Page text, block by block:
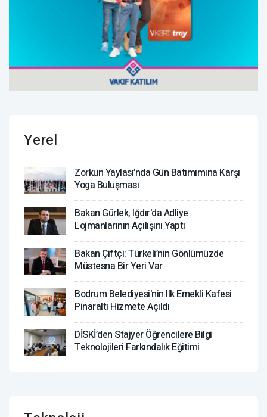
Yerel
Zorkun Yaylası’nda Gün Batımımına Karşı
Yoga Buluşması
Bakan Gürlek, Iğdır'da Adliye
Lojmanlarının Açılışını Yaptı
Bakan Çiftçi: Türkeli’nin Gönlümüzde
Müstesna Bir Yeri Var
Bodrum Belediyesi'nin Ilk Emekli Kafesi
Pinaraltı Hizmete Açıldı
DİSKİ’den Stajyer Öğrencilere Bilgi
Teknolojileri Farkındalık Eğitimi